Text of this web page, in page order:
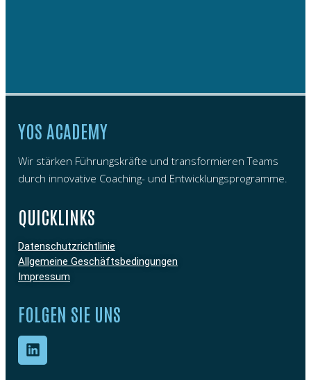
YOS ACADEMY
Wir stärken Führungskräfte und transformieren Teams
durch innovative Coaching- und Entwicklungsprogramme.
QUICKLINKS
Datenschutzrichtlinie
Allgemeine Geschäftsbedingungen
Impressum
FOLGEN SIE UNS